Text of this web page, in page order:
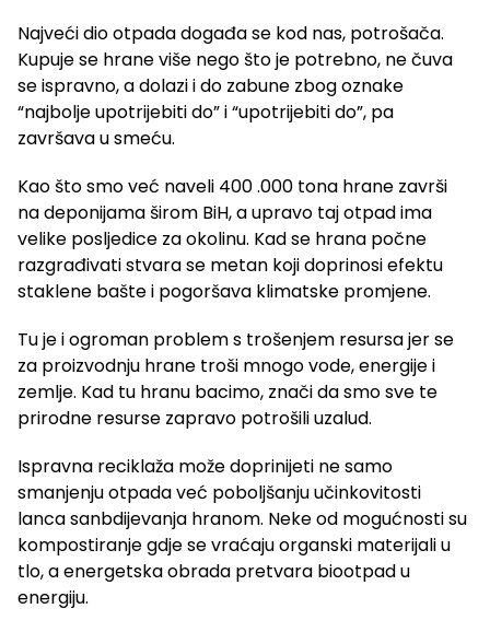
Najveći dio otpada događa se kod nas, potrošača.
Kupuje se hrane više nego što je potrebno, ne čuva
se ispravno, a dolazi i do zabune zbog oznake
“najbolje upotrijebiti do” i “upotrijebiti do”, pa
završava u smeću.
Kao što smo već naveli 400 .000 tona hrane završi
na deponijama širom BiH, a upravo taj otpad ima
velike posljedice za okolinu. Kad se hrana počne
razgrađivati stvara se metan koji doprinosi efektu
staklene bašte i pogoršava klimatske promjene.
Tu je i ogroman problem s trošenjem resursa jer se
za proizvodnju hrane troši mnogo vode, energije i
zemlje. Kad tu hranu bacimo, znači da smo sve te
prirodne resurse zapravo potrošili uzalud.
Ispravna reciklaža može doprinijeti ne samo
smanjenju otpada već poboljšanju učinkovitosti
lanca sanbdijevanja hranom. Neke od mogućnosti su
kompostiranje gdje se vraćaju organski materijali u
tlo, a energetska obrada pretvara biootpad u
energiju.